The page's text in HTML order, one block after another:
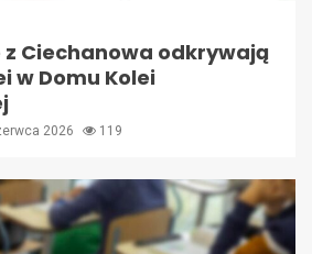
Ciechanowa odkrywają
w Domu Kolei
2026 119